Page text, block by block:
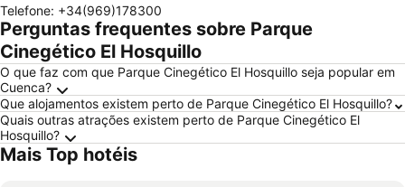
Telefone: +34(969)178300
Perguntas frequentes sobre Parque
Cinegético El Hosquillo
O que faz com que Parque Cinegético El Hosquillo seja popular em
Cuenca?
Que alojamentos existem perto de Parque Cinegético El Hosquillo?
Quais outras atrações existem perto de Parque Cinegético El
Hosquillo?
Mais Top hotéis